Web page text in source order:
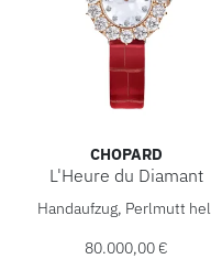
CHOPARD
L'Heure du Diamant
Chopard L'Heure du
Handaufzug, Perlmutt
80.000,00 €